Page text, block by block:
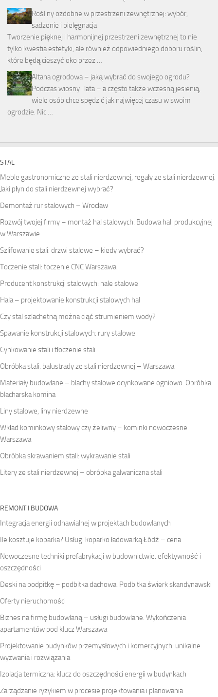
Rośliny ozdobne w przestrzeni zewnętrznej: wybór,
sadzenie i pielęgnacja
Tworzenie pięknej i harmonijnej przestrzeni zewnętrznej to nie
tylko kwestia estetyki, ale również odpowiedniego doboru roślin,
które będą cieszyć oko przez …
Altana ogrodowa – jaką wybrać do swojego ogrodu?
Podczas wiosny i lata – a często także wczesną jesienią,
wiele osób chce spędzić jak najwięcej czasu w swoim
ogrodzie. Nic …
STAL
Meble gastronomiczne ze stali nierdzewnej, regały ze stali nierdzewnej.
Jaki płyn do stali nierdzewnej wybrać?
Demontaż rur stalowych – Wrocław
Rozwój twojej firmy – montaż hal stalowych. Budowa hali produkcyjnej
w Warszawie
Szlifowanie stali: drzwi stalowe – kiedy wybrać?
Toczenie stali: toczenie CNC Warszawa
Producent konstrukcji stalowych: hale stalowe
Hala – projektowanie konstrukcji stalowych hal
Czy stal szlachetną można ciąć strumieniem wody?
Spawanie konstrukcji stalowych: rury stalowe
Cynkowanie stali i tłoczenie stali
Obróbka stali: balustrady ze stali nierdzewnej – Warszawa
Materiały budowlane – blachy stalowe ocynkowane ogniowo. Obróbka
blacharska komina
Liny stalowe, liny nierdzewne
Wkład kominkowy stalowy czy żeliwny – kominki nowoczesne
Warszawa
Obróbka skrawaniem stali: wykrawanie stali
Litery ze stali nierdzewnej – obróbka galwaniczna stali
REMONT I BUDOWA
Integracja energii odnawialnej w projektach budowlanych
Ile kosztuje koparka? Usługi koparko ładowarką Łódź – cena
Nowoczesne techniki prefabrykacji w budownictwie: efektywność i
oszczędności
Deski na podpitkę – podbitka dachowa. Podbitka świerk skandynawski
Oferty nieruchomości
Biznes na firmę budowlaną – usługi budowlane. Wykończenia
apartamentów pod klucz Warszawa
Projektowanie budynków przemysłowych i komercyjnych: unikalne
wyzwania i rozwiązania
Izolacja termiczna: klucz do oszczędności energii w budynkach
Zarządzanie ryzykiem w procesie projektowania i planowania